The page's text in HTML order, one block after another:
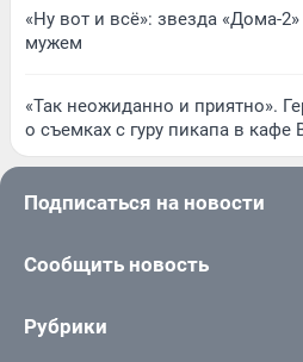
«Ну вот и всё»: звезда «Дома-
мужем
«Так неожиданно и приятно».
о съемках с гуру пикапа в кафе
Подписаться на новости
Сообщить новость
Рубрики